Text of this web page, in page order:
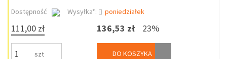
Dostępność Wysyłka*: poniedziałek
111,00 zł
szt
136,53 zł 23%
DO KOSZYKA